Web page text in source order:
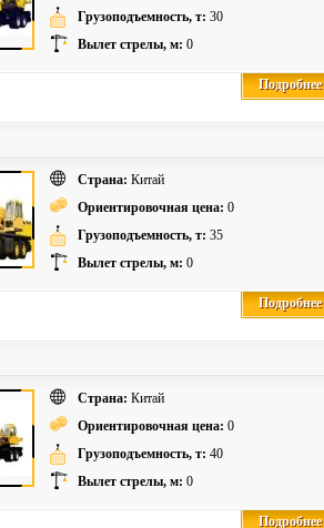
Грузоподъемность, т: 30
Вылет стрелы, м: 0
Подробнее
Подробнее
Страна: Китай
Ориентировочная цена: 0
Грузоподъемность, т: 35
Вылет стрелы, м: 0
Подробнее
Подробнее
Страна: Китай
Ориентировочная цена: 0
Грузоподъемность, т: 40
Вылет стрелы, м: 0
Подробнее
Подробнее